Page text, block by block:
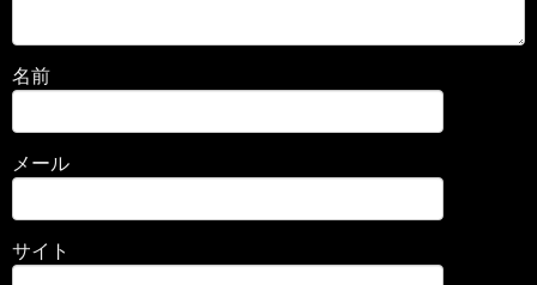
名前
メール
サイト